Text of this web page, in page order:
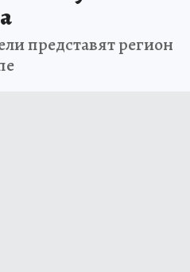
представят регион